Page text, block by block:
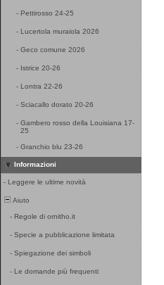
- Pettirosso 24-25
- Lucertola muraiola 2026
- Geco comune 2026
- Istrice 20-26
- Lontra 22-26
- Sciacallo dorato 20-26
- Gambero rosso della Louisiana 17-
25
- Granchio blu 23-26
Informazioni
- Leggere le ultime novità
Aiuto
- Regole di ornitho.it
- Specie a pubblicazione limitata
- Spiegazione dei simboli
- Le domande più frequenti